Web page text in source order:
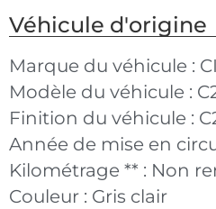
Véhicule d'origine
Marque du véhicule :
Modèle du véhicule :
Finition du véhicule :
Année de mise en
Kilométrage ** : Non
Couleur : Gris clair